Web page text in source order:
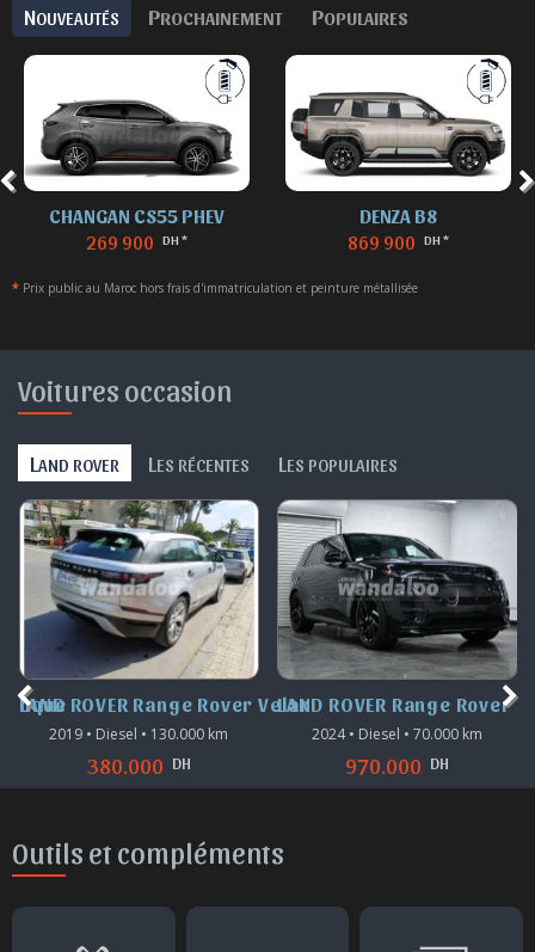
NOUVEAUTÉS PROCHAINEMENT POPULAIRES
CHANGAN CS55 PHEV
269 900 DH *
DENZA B8
869 900 DH *
* Prix public au Maroc hors frais d'immatriculation et peinture métallisée
Voitures occasion
LAND ROVER L ES RÉCENTES L ES POPULAIRES
LAND ROVER Range Rover Velar
2019 • Diesel • 130.000 km
380.000 DH
LAND ROVER Range Rover
2024 • Diesel • 70.000 km
970.000 DH
Outils et compléments